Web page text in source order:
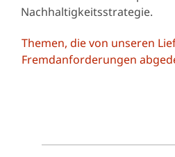
Nachhaltigkeitsstrategie.
Themen, die von unseren
Fremdanforderungen